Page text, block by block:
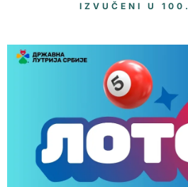
IZVUČENI U